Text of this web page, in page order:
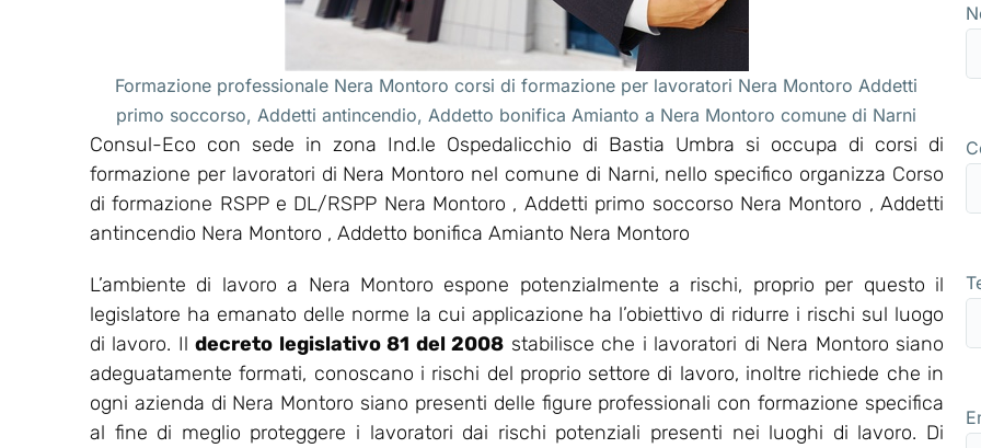
Formazione professionale Nera Montoro corsi di formazione per lavoratori Nera Montoro Addetti
primo soccorso, Addetti antincendio, Addetto bonifica Amianto a Nera Montoro comune di Narni
Consul-Eco con sede in zona Ind.le Ospedalicchio di Bastia Umbra si occupa di corsi di
formazione per lavoratori di Nera Montoro nel comune di Narni, nello specifico organizza Corso
di formazione RSPP e DL/RSPP Nera Montoro , Addetti primo soccorso Nera Montoro , Addetti
antincendio Nera Montoro , Addetto bonifica Amianto Nera Montoro
L’ambiente di lavoro a Nera Montoro espone potenzialmente a rischi, proprio per questo il
legislatore ha emanato delle norme la cui applicazione ha l’obiettivo di ridurre i rischi sul luogo
di lavoro. Ildecreto legislativo 81 del 2008 stabilisce che i lavoratori di Nera Montoro siano
adeguatamente formati, conoscano i rischi del proprio settore di lavoro, inoltre richiede che in
ogni azienda di Nera Montoro siano presenti delle figure professionali con formazione specifica
al fine di meglio proteggere i lavoratori dai rischi potenziali presenti nei luoghi di lavoro. Di